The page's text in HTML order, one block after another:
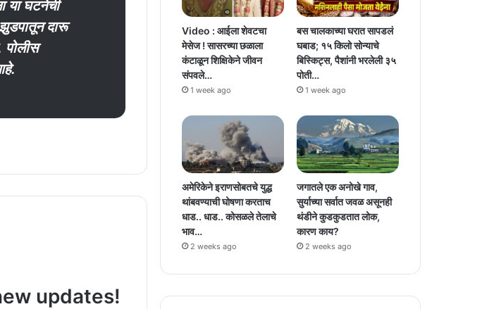
या घटनेची
झुडपातून दारू
पोलीस
updates!
Video : आईला शेवटचा
मेसेज ! सासरच्या छळाला
कंटाळून शिक्षिकेने जीवन
संपवले…
1 week ago
बस चालकाच्या घरात सापडलं
घबाड; १५ किलो सोन्याचे
बिस्किट्स, पैशांनी भरलेली ३५
पोती…
1 week ago
अमेरिकेने इराणसोबतचे युद्ध
थांबवण्याची घोषणा करताच
धाड.. धाड.. कोसळले तेलाचे
भाव…
2 weeks ago
जगातले एक अनोखे गाव,
सुर्याच्या सर्वात जवळ असूनही
थंडीने कुडकुडतात लोक,
कारण काय?
2 weeks ago